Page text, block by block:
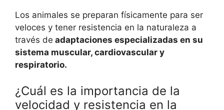
Los animales se preparan físicamente para ser
veloces y tener resistencia en la naturaleza a
través de adaptaciones especializadas en su
sistema muscular, cardiovascular y
respiratorio.
¿Cuál es la importancia de la
velocidad y resistencia en la